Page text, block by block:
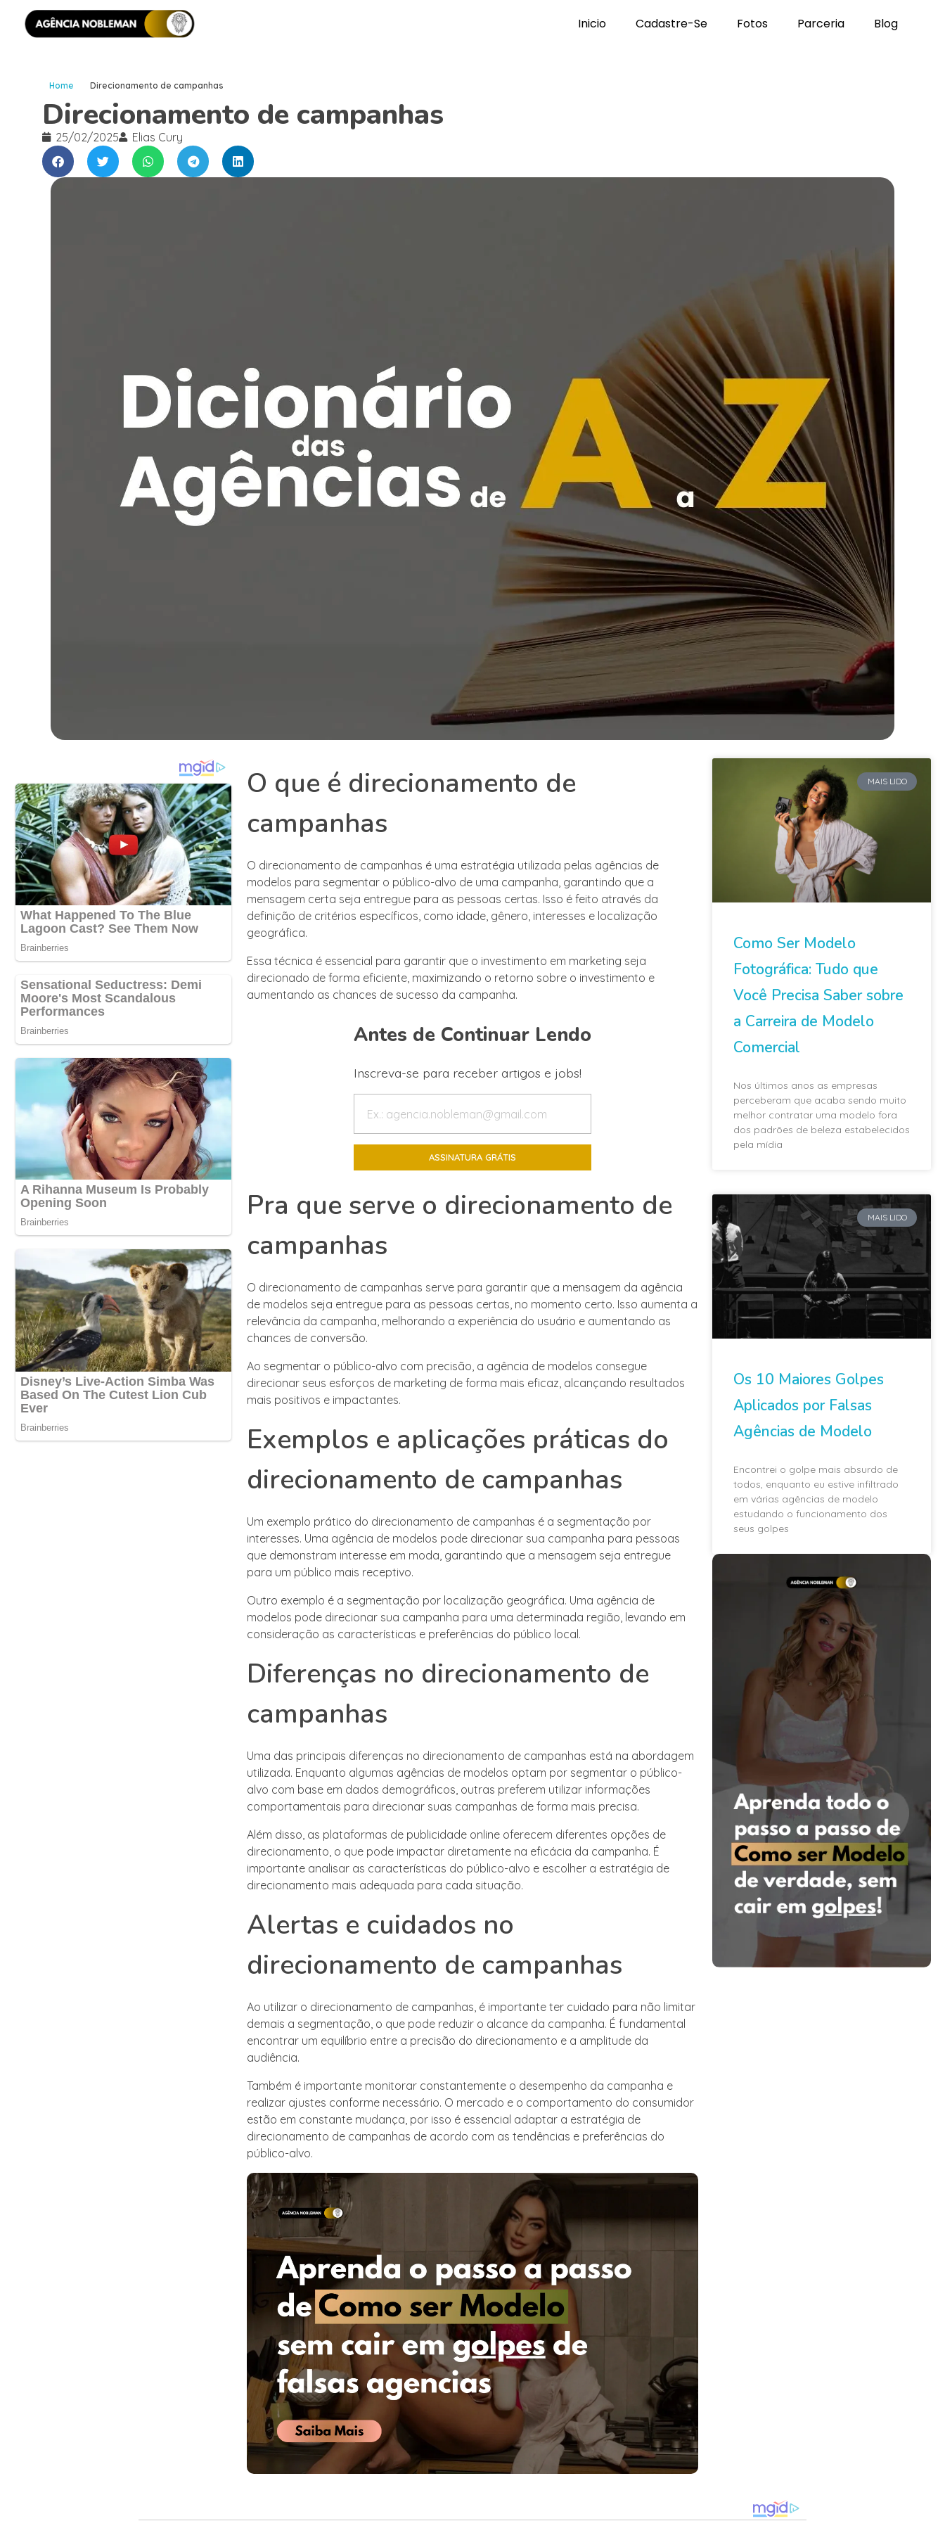
Inicio Cadastre-Se Fotos Parceria Blog
Home Direcionamento de campanhas
Direcionamento de campanhas
25/02/2025 Elias Cury
O que é direcionamento de
campanhas
O direcionamento de campanhas é uma estratégia utilizada pelas agências de
modelos para segmentar o público-alvo de uma campanha, garantindo que a
mensagem certa seja entregue para as pessoas certas. Isso é feito através da
definição de critérios específicos, como idade, gênero, interesses e localização
geográfica.
Essa técnica é essencial para garantir que o investimento em marketing seja
direcionado de forma eficiente, maximizando o retorno sobre o investimento e
aumentando as chances de sucesso da campanha.
Antes de Continuar Lendo
Inscreva-se para receber artigos e jobs!
Pra que serve o direcionamento de
campanhas
O direcionamento de campanhas serve para garantir que a mensagem da agência
de modelos seja entregue para as pessoas certas, no momento certo. Isso aumenta a
relevância da campanha, melhorando a experiência do usuário e aumentando as
chances de conversão.
Ao segmentar o público-alvo com precisão, a agência de modelos consegue
direcionar seus esforços de marketing de forma mais eficaz, alcançando resultados
mais positivos e impactantes.
Exemplos e aplicações práticas do
direcionamento de campanhas
Um exemplo prático do direcionamento de campanhas é a segmentação por
interesses. Uma agência de modelos pode direcionar sua campanha para pessoas
que demonstram interesse em moda, garantindo que a mensagem seja entregue
para um público mais receptivo.
Outro exemplo é a segmentação por localização geográfica. Uma agência de
modelos pode direcionar sua campanha para uma determinada região, levando em
consideração as características e preferências do público local.
Diferenças no direcionamento de
campanhas
Uma das principais diferenças no direcionamento de campanhas está na abordagem
utilizada. Enquanto algumas agências de modelos optam por segmentar o público-
alvo com base em dados demográficos, outras preferem utilizar informações
comportamentais para direcionar suas campanhas de forma mais precisa.
Além disso, as plataformas de publicidade online oferecem diferentes opções de
direcionamento, o que pode impactar diretamente na eficácia da campanha. É
importante analisar as características do público-alvo e escolher a estratégia de
direcionamento mais adequada para cada situação.
Alertas e cuidados no
direcionamento de campanhas
Ao utilizar o direcionamento de campanhas, é importante ter cuidado para não limitar
demais a segmentação, o que pode reduzir o alcance da campanha. É fundamental
encontrar um equilíbrio entre a precisão do direcionamento e a amplitude da
audiência.
Também é importante monitorar constantemente o desempenho da campanha e
realizar ajustes conforme necessário. O mercado e o comportamento do consumidor
estão em constante mudança, por isso é essencial adaptar a estratégia de
direcionamento de campanhas de acordo com as tendências e preferências do
público-alvo.
MAIS LIDO
Como Ser Modelo
Fotográfica: Tudo que
Você Precisa Saber sobre
a Carreira de Modelo
Comercial
Nos últimos anos as empresas
perceberam que acaba sendo muito
melhor contratar uma modelo fora
dos padrões de beleza estabelecidos
pela mídia
MAIS LIDO
Os 10 Maiores Golpes
Aplicados por Falsas
Agências de Modelo
Encontrei o golpe mais absurdo de
todos, enquanto eu estive infiltrado
em várias agências de modelo
estudando o funcionamento dos
seus golpes